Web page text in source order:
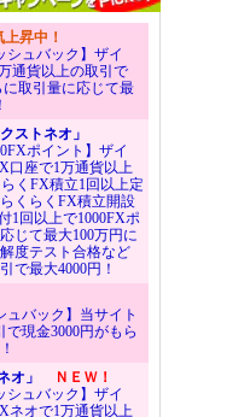
上昇中！
シュバック】ザイ
通貨以上の取引で
取引量に応じて最
ストネオ」
ポイント】ザイ
口座で1万通貨以上
くFX積立1回以上定
くらくFX積立開設
1回以上で1000FXポ
じて最大100万円に
度テスト合格など
で最大4000円！
ュバック】当サイト
現金3000円がもら
オ」
ＮＥＷ！
シュバック】ザイ
ネオで1万通貨以上